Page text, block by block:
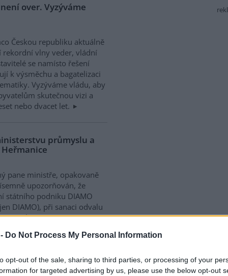
Do Not Process My Personal Information
opt-out of the sale, sharing to third parties, or processing of your
for targeted advertising by us, please use the below opt-out
over. Vyzýváme
Českou republiku aktuálně
rekordní vlny veder, vládní
se namísto řešení
k výsměchu a bagatelizaci
Vyzýváme vládu, aby
skutečnou vizi a
nebo dvacet let.
průmyslu a
pane ministře, opakovaně
upozorňován, že
státního podniku DIAMO
DIAMO), při sanaci odvalu
ohrožuje životní
Tento fakt je potvrzen
správy a proto tentokrát